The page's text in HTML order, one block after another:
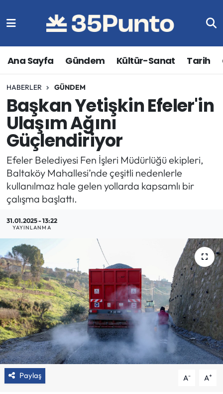
Ana Sayfa Gündem Kültür-Sanat Tarih
HABERLER GÜNDEM
Başkan Yetişkin Efeler'in
Ulaşım Ağını
Güçlendiriyor
Efeler Belediyesi Fen İşleri Müdürlüğü ekipleri,
Baltaköy Mahallesi’nde çeşitli nedenlerle
kullanılmaz hale gelen yollarda kapsamlı bir
çalışma başlattı.
31.01.2025 - 13:22
YAYINLANMA
Paylaş A- A+